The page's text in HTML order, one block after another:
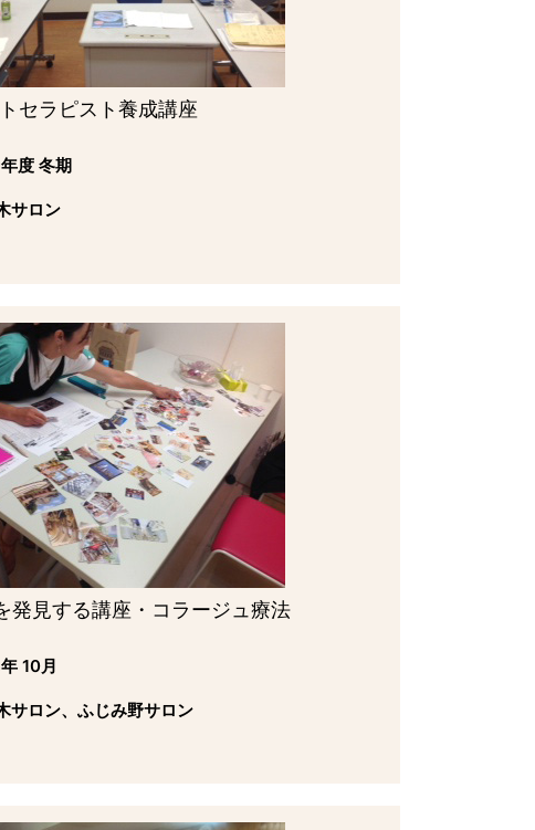
セラピスト養成講座
度 冬期
サロン
発見する講座・コラージュ療法
10月
サロン、ふじみ野サロン